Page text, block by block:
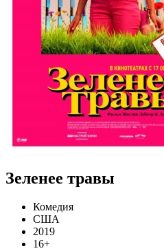
Зеленее травы
Комедия
США
2019
16+